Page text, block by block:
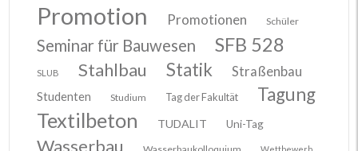
Promotion Promotionen Schüler
Seminar für Bauwesen SFB 528
SLUB Stahlbau Statik Straßenbau
Studenten Studium Tag der Fakultät Tagung
Textilbeton TUDALIT Uni-Tag
Wasserbau